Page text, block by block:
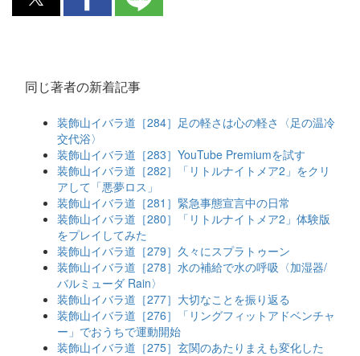
同じ著者の新着記事
装飾山イバラ道［284］足の軽さは心の軽さ〈足の温冷
交代浴〉
装飾山イバラ道［283］YouTube Premiumを試す
装飾山イバラ道［282］「リトルナイトメア2」をクリ
アして「悪夢ロス」
装飾山イバラ道［281］緊急事態宣言中の日常
装飾山イバラ道［280］「リトルナイトメア2」体験版
をプレイしてみた
装飾山イバラ道［279］久々にスプラトゥーン
装飾山イバラ道［278］水の補給で水の呼吸〈加湿器/
バルミューダ Rain〉
装飾山イバラ道［277］大切なことを振り返る
装飾山イバラ道［276］「リングフィットアドベンチャ
ー」でおうちで運動開始
装飾山イバラ道［275］玄関のあたりまえも変化した